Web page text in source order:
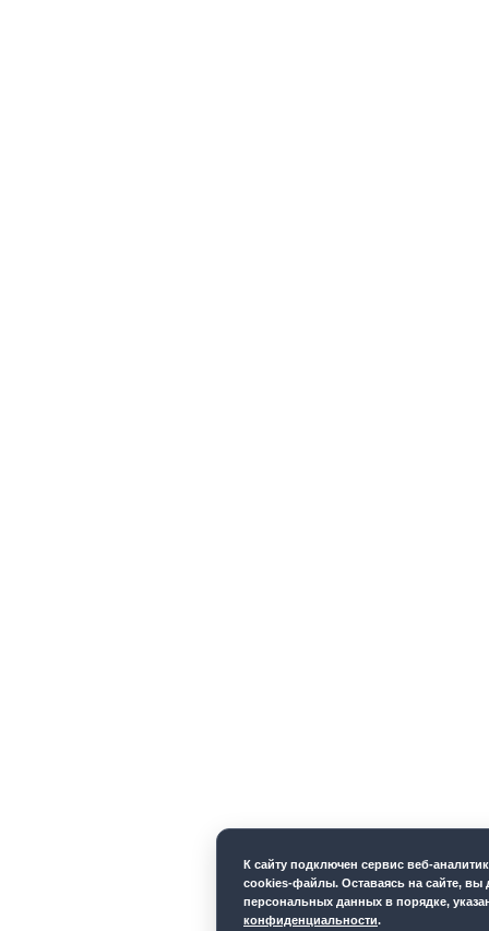
К cайту подключен сервис веб-
cookies-файлы. Оставаясь на сайте, вы
персональных данных в порядке,
конфиденциальности.